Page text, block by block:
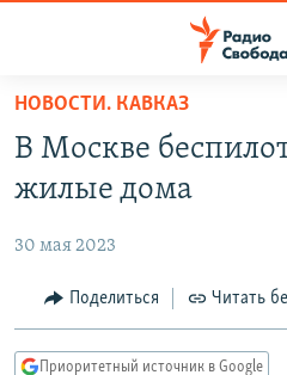
упрощенного
доступа
основному
Вернутся
главной
ЦИТАТЫ СВОБОДЫ
МНЕНИЯ
НОВОСТИ. КАВКАЗ
В Москве
жилые дома
30 мая 2023
Поделиться Читать
Приоритетный источник в Google